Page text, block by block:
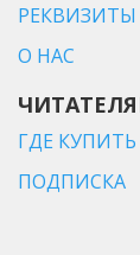
РЕКВИЗИТЫ
О НАС
ГДЕ КУПИТЬ
ПОДПИСКА